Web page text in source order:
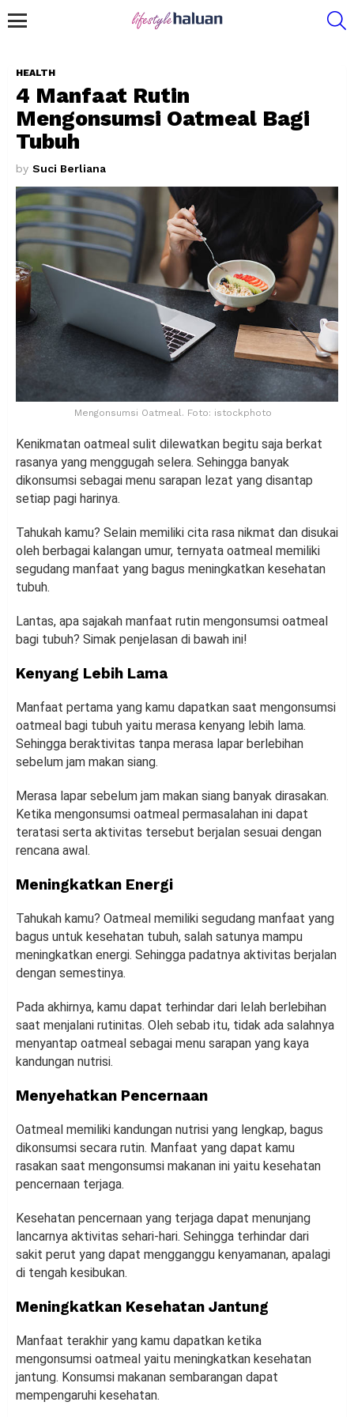
HEALTH
4 Manfaat Rutin
Mengonsumsi Oatmeal Bagi
Tubuh
by Suci Berliana
Mengonsumsi Oatmeal. Foto: istockphoto
Kenikmatan oatmeal sulit dilewatkan begitu saja berkat
rasanya yang menggugah selera. Sehingga banyak
dikonsumsi sebagai menu sarapan lezat yang disantap
setiap pagi harinya.
Tahukah kamu? Selain memiliki cita rasa nikmat dan disukai
oleh berbagai kalangan umur, ternyata oatmeal memiliki
segudang manfaat yang bagus meningkatkan kesehatan
tubuh.
Lantas, apa sajakah manfaat rutin mengonsumsi oatmeal
bagi tubuh? Simak penjelasan di bawah ini!
Kenyang Lebih Lama
Manfaat pertama yang kamu dapatkan saat mengonsumsi
oatmeal bagi tubuh yaitu merasa kenyang lebih lama.
Sehingga beraktivitas tanpa merasa lapar berlebihan
sebelum jam makan siang.
Merasa lapar sebelum jam makan siang banyak dirasakan.
Ketika mengonsumsi oatmeal permasalahan ini dapat
teratasi serta aktivitas tersebut berjalan sesuai dengan
rencana awal.
Meningkatkan Energi
Tahukah kamu? Oatmeal memiliki segudang manfaat yang
bagus untuk kesehatan tubuh, salah satunya mampu
meningkatkan energi. Sehingga padatnya aktivitas berjalan
dengan semestinya.
Pada akhirnya, kamu dapat terhindar dari lelah berlebihan
saat menjalani rutinitas. Oleh sebab itu, tidak ada salahnya
menyantap oatmeal sebagai menu sarapan yang kaya
kandungan nutrisi.
Menyehatkan Pencernaan
Oatmeal memiliki kandungan nutrisi yang lengkap, bagus
dikonsumsi secara rutin. Manfaat yang dapat kamu
rasakan saat mengonsumsi makanan ini yaitu kesehatan
pencernaan terjaga.
Kesehatan pencernaan yang terjaga dapat menunjang
lancarnya aktivitas sehari-hari. Sehingga terhindar dari
sakit perut yang dapat mengganggu kenyamanan, apalagi
di tengah kesibukan.
Meningkatkan Kesehatan Jantung
Manfaat terakhir yang kamu dapatkan ketika
mengonsumsi oatmeal yaitu meningkatkan kesehatan
jantung. Konsumsi makanan sembarangan dapat
mempengaruhi kesehatan.